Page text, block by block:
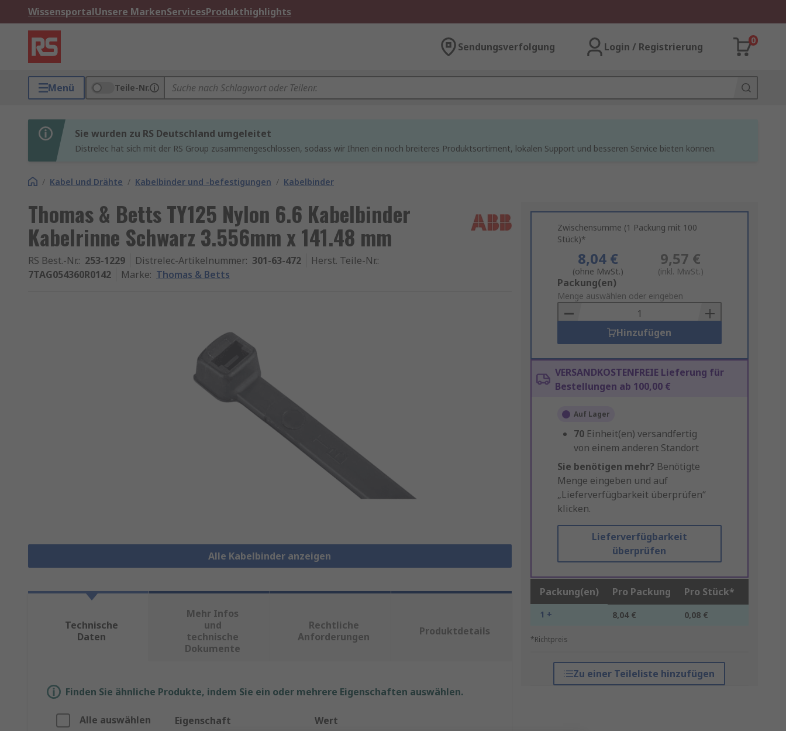
WissensportalUnsere MarkenServicesProdukthighlights
Sendungsverfolgung Login / Registrierung
0
Menü Teile-Nr.
Sie wurden zu RS Deutschland umgeleitet
Distrelec hat sich mit der RS Group zusammengeschlossen, sodass wir Ihnen ein noch breiteres Produktsortiment, lokalen Support und besseren Service bieten können.
/ Kabel und Drähte / Kabelbinder und -befestigungen / Kabelbinder
Thomas & Betts TY125 Nylon 6.6 Kabelbinder
Kabelrinne Schwarz 3.556mm x 141.48 mm
RS Best.-Nr.: 253-1229 Distrelec-Artikelnummer: 301-63-472 Herst. Teile-Nr.:
7TAG054360R0142
Marke: Thomas & Betts
Alle Kabelbinder anzeigen
Zwischensumme (1 Packung mit 100
Stück)*
8,04 €
(ohne MwSt.)
9,57 €
(inkl. MwSt.)
Add
to
Basket
Packung(en)
Menge auswählen oder eingeben
Hinzufügen
VERSANDKOSTENFREIE Lieferung für
Bestellungen ab 100,00 €
Auf Lager
70 Einheit(en) versandfertig
von einem anderen Standort
Sie benötigen mehr? Benötigte
Menge eingeben und auf
„Lieferverfügbarkeit überprüfen“
klicken.
Lieferverfügbarkeit
überprüfen
Packung(en) Pro Packung Pro Stück*
1 + 8,04 € 0,08 €
*Richtpreis
Zu einer Teileliste hinzufügen
Technische
Daten
Mehr Infos
und
technische
Dokumente
Rechtliche
Anforderungen
Produktdetails
Finden Sie ähnliche Produkte, indem Sie ein oder mehrere Eigenschaften auswählen.
Alle auswählen Eigenschaft Wert